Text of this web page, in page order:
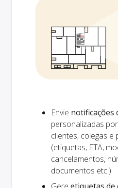
Envie notificações
personalizadas
clientes, colegas e
(etiquetas, ETA,
cancelamentos,
documentos etc.)